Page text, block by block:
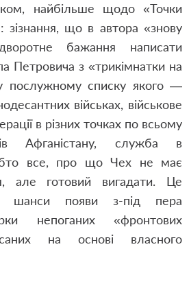
найбільше щодо «Точки
зізнання, що в автора «знову
бажання написати
Петровича з «трикімнатки на
послужному списку якого —
військах, військове
в різних точках по всьому
Афганістану, служба в
все, про що Чех не має
але готовий вигадати. Це
шанси появи з-під пера
непоганих «фронтових
на основі власного